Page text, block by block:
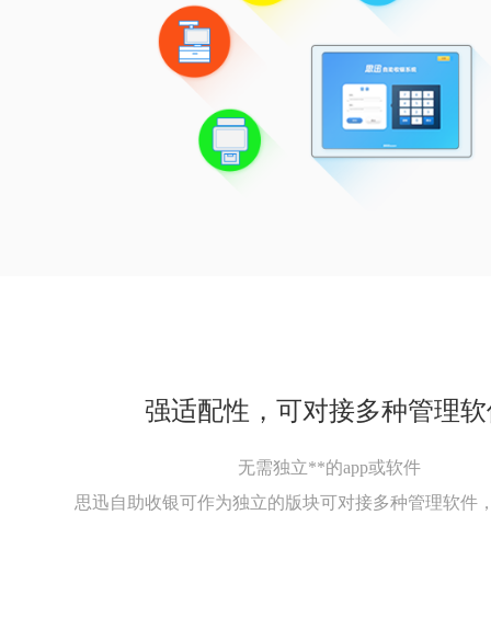
强适配性，可对接多种管理
无需独立**的app或软件
思迅自助收银可作为独立的版块可对接多种管理软件